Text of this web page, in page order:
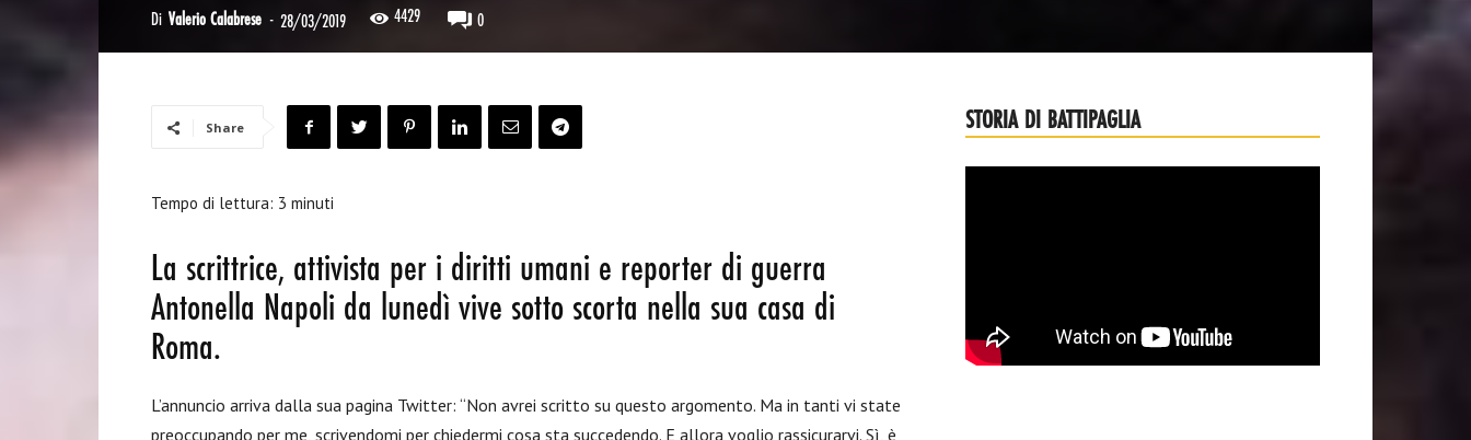
Di Valerio Calabrese - 28/03/2019 4429 0
Share
Tempo di lettura: 3 minuti
La scrittrice, attivista per i diritti umani e reporter di guerra
Antonella Napoli da lunedì vive sotto scorta nella sua casa di
Roma.
L’annuncio arriva dalla sua pagina Twitter: “Non avrei scritto su questo argomento. Ma in tanti vi state
preoccupando per me, scrivendomi per chiedermi cosa sta succedendo. E allora voglio rassicurarvi. Sì, è
STORIA DI BATTIPAGLIA